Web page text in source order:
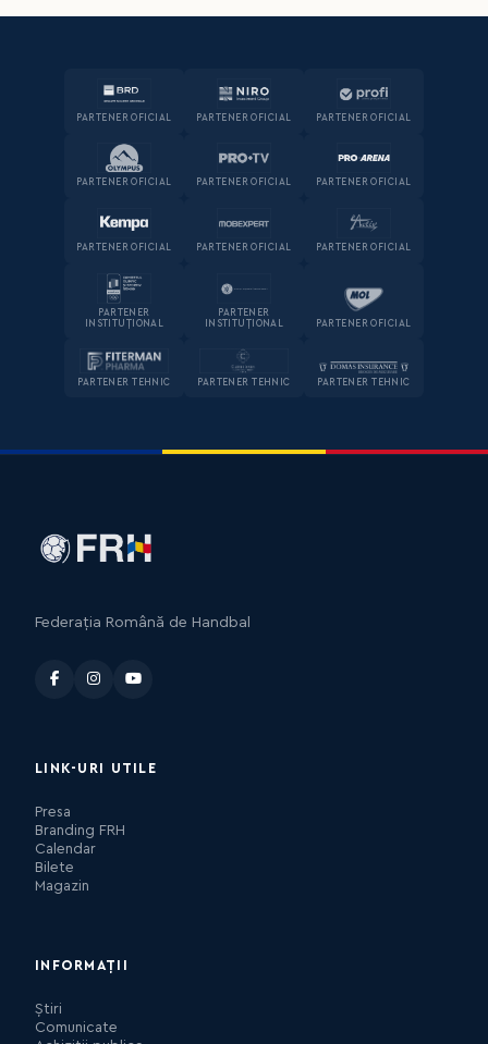
PARTENER OFICIAL PARTENER OFICIAL PARTENER OFICIAL
PARTENER OFICIAL PARTENER OFICIAL PARTENER OFICIAL
PARTENER OFICIAL PARTENER OFICIAL PARTENER OFICIAL
PARTENER
INSTITUȚIONAL
PARTENER
INSTITUȚIONAL
PARTENER OFICIAL
PARTENER TEHNIC PARTENER TEHNIC PARTENER TEHNIC
Federația Română de Handbal
LINK-URI UTILE
Presa
Branding FRH
Calendar
Bilete
Magazin
INFORMAȚII
Știri
Comunicate